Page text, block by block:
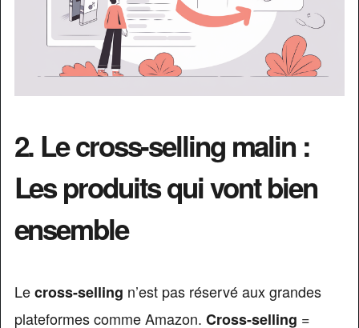
2. Le cross-selling malin :
Les produits qui vont bien
ensemble
Lecross-selling n’est pas réservé aux grandes
plateformes comme Amazon. Cross-selling =